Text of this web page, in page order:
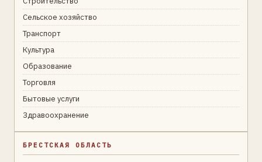
Сельское хозяйство
Транспорт
Культура
Образование
Торговля
Бытовые услуги
Здравоохранение
БРЕСТСКАЯ ОБЛАСТЬ